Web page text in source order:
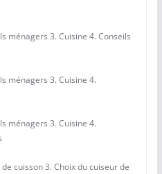
ménagers 3. Cuisine 4. Conseils
ménagers 3. Cuisine 4.
ménagers 3. Cuisine 4.
cuisson 3. Choix du cuiseur de